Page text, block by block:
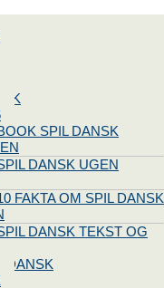
SPIL DANSK
DANSK UGEN
FAKTA OM SPIL DANSK
DANSK TEKST OG
DANSK